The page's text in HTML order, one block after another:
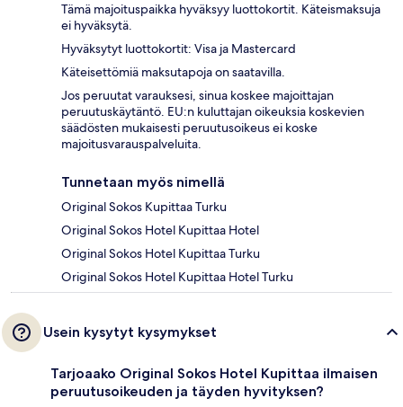
Tämä majoituspaikka hyväksyy luottokortit. Käteismaksuja
ei hyväksytä.
Hyväksytyt luottokortit: Visa ja Mastercard
Käteisettömiä maksutapoja on saatavilla.
Jos peruutat varauksesi, sinua koskee majoittajan
peruutuskäytäntö. EU:n kuluttajan oikeuksia koskevien
säädösten mukaisesti peruutusoikeus ei koske
majoitusvarauspalveluita.
Tunnetaan myös nimellä
Original Sokos Kupittaa Turku
Original Sokos Hotel Kupittaa Hotel
Original Sokos Hotel Kupittaa Turku
Original Sokos Hotel Kupittaa Hotel Turku
Usein kysytyt kysymykset
Tarjoaako Original Sokos Hotel Kupittaa ilmaisen
peruutusoikeuden ja täyden hyvityksen?